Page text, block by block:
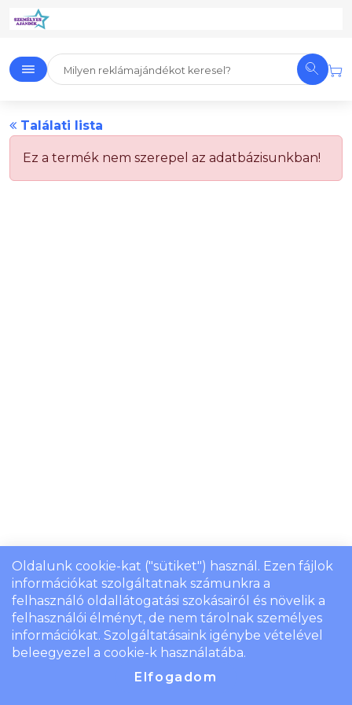
Találati lista
Ez a termék nem szerepel az adatbázisunkban!
Oldalunk cookie-kat ("sütiket") használ. Ezen fájlok
információkat szolgáltatnak számunkra a
felhasználó oldallátogatási szokásairól és növelik a
felhasználói élményt, de nem tárolnak személyes
információkat. Szolgáltatásaink igénybe vételével
beleegyezel a cookie-k használatába.
Elfogadom